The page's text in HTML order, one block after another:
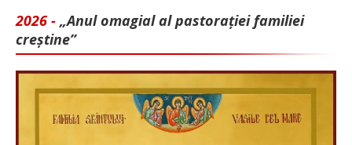
2026 - „Anul omagial al pastorației familiei
creștine”